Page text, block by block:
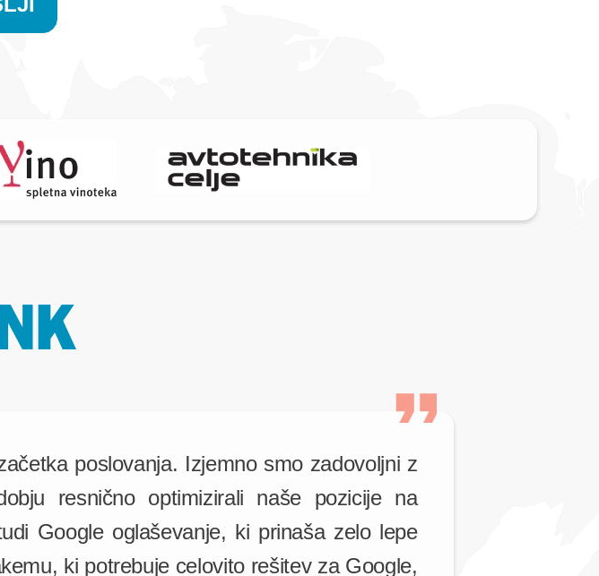
poslovanja. Izjemno smo zadovoljni z
resnično optimizirali naše pozicije na
Google oglaševanje, ki prinaša zelo lepe
ki potrebuje celovito rešitev za Google,